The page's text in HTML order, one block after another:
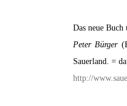
Das neue
Peter Bürger
Sauerland. =
http://